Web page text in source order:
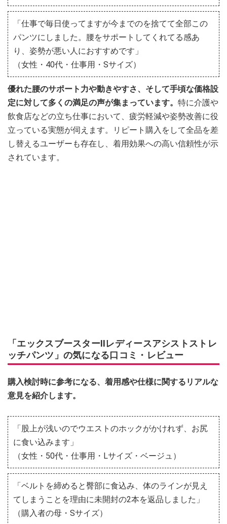
「仕事で毎日使ってますが今までのを捨てて全部この
パンツにしました。腰をサポートしてくれてる感あ
り、姿勢が悪い人におすすめです」
（女性・40代・仕事用・Sサイズ）
優れた腰のサポート力や動きやすさ、そして手頃な価格設
定に対して多くの満足の声が集まっています。 特に介護や
飲食店などの立ち仕事において、疲労軽減や姿勢改善に役
立っている実態が伺えます。リピート購入をして全品を差
し替えるユーザーも存在し、着用効果への高い信頼性が示
されています。
「エックスブースターⅡレディースアシストストレ
ッチパンツ」の気になる口コミ・レビュー
購入検討時に参考になる、着用感や仕様に関するリアルな
意見を紹介します。
「股上が浅いのでウエストのホックがかけれず、お尻
に食い込みます」
（女性・50代・仕事用・Lサイズ・ベージュ）
「ベルトを締めると臀部に食込み、体のラインが見え
てしまうことを理由に未開封の2本を返品しました」
（購入者の母・Sサイズ）